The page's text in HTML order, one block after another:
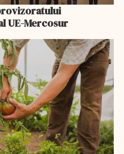
UE-Mercosur